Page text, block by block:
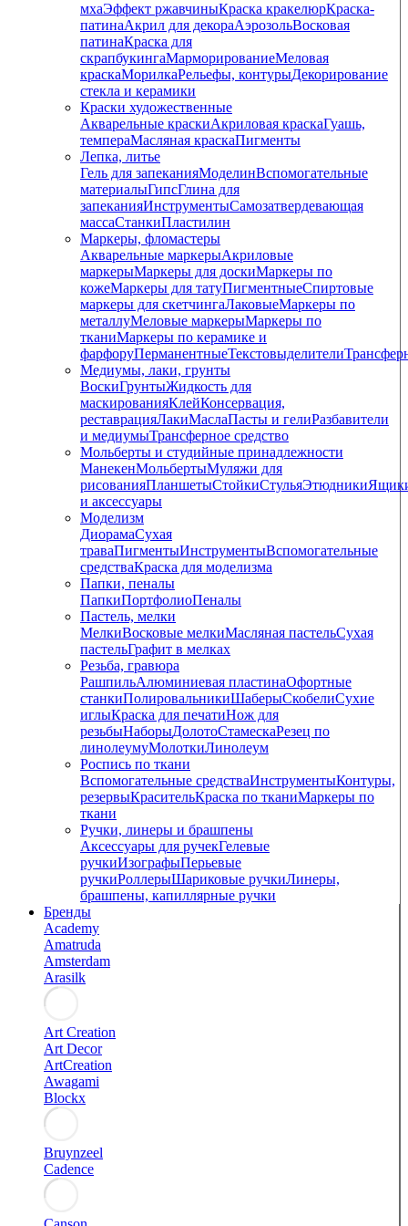
мхаЭффект ржавчиныКраска кракелюрКраска-
патинаАкрил для декораАэрозольВосковая
патинаКраска для
скрапбукингаМарморированиеМеловая
краскаМорилкаРельефы, контурыДекорирование
стекла и керамики
Краски художественные
Акварельные краскиАкриловая краскаГуашь,
темпераМасляная краскаПигменты
Лепка, литье
Гель для запеканияМоделинВспомогательные
материалыГипсГлина для
запеканияИнструментыСамозатвердевающая
массаСтанкиПластилин
Маркеры, фломастеры
Акварельные маркерыАкриловые
маркерыМаркеры для доскиМаркеры по
кожеМаркеры для татуПигментныеCпиртовые
маркеры для скетчингаЛаковыеМаркеры по
металлуМеловые маркерыМаркеры по
тканиМаркеры по керамике и
фарфоруПерманентныеТекстовыделители
Медиумы, лаки, грунты
ВоскиГрунтыЖидкость для
маскированияКлейКонсервация,
реставрацияЛакиМаслаПасты и гелиРазбавители
и медиумыТрансферное средство
Мольберты и студийные принадлежности
МанекенМольбертыМуляжи для
рисованияПланшетыСтойкиСтульяЭтюдники
и аксессуары
Моделизм
ДиорамаСухая
траваПигментыИнструментыВспомогательные
средстваКраска для моделизма
Папки, пеналы
ПапкиПортфолиоПеналы
Пастель, мелки
МелкиВосковые мелкиМасляная пастельСухая
пастельГрафит в мелках
Резьба, гравюра
РашпильАлюминиевая пластинаОфортные
станкиПолировальникиШаберыСкобелиСухие
иглыКраска для печатиНож для
резьбыНаборыДолотоСтамескаРезец по
линолеумуМолоткиЛинолеум
Роспись по ткани
Вспомогательные средстваИнструментыКонтуры,
резервыКрасительКраска по тканиМаркеры по
ткани
Ручки, линеры и брашпены
Аксессуары для ручекГелевые
ручкиИзографыПерьевые
ручкиРоллерыШариковые ручкиЛинеры,
брашпены, капиллярные ручки
Бренды
Academy
Amatruda
Amsterdam
Arasilk
Art Creation
Art Decor
ArtCreation
Awagami
Blockx
Bruynzeel
Cadence